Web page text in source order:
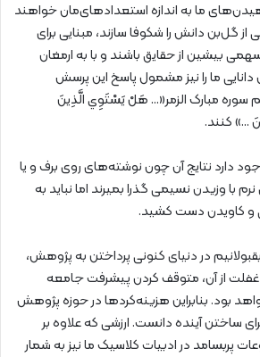
ما به اندازه استعدادهای‌مان خواهند
گل‌بن دانش را شکوفا سازند، مبنایی برای
بیشین از حقایق باشند و با به ارمغان
دانایی ما را نیز مشمول پاسخ این پرسش
سوره مبارک الزمر«… هَلْ يَسْتَوِي الَّذِينَ
…» کنند.
دارد نتایج آن چون نوشته‌های روی برف و یا
با وزیدن نسیمی گذرا بمیرند اما نباید به
و کاویدن دست کشید.
در دنیای کنونی پرداختن به پژوهش،
از آن، متوقف کردن پیشرفت جامعه
بود. بنابراین هزینه‌کردها در حوزه پژوهش
ساختن آینده دانست. ارزشی که علاوه بر
پربسامد در ادبیات کلاسیک ما نیز به شمار